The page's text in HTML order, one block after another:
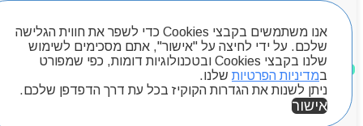
אנו משתמשים בקבצי Cookies כדי לשפר את חווית הגלישה
שלכם. על ידי לחיצה על "אישור", אתם מסכימים לשימוש
שלנו בקבצי Cookies ובטכנולוגיות דומות, כפי שמפורט
במדיניות הפרטיות שלנו.
ניתן לשנות את הגדרות הקוקיז בכל עת דרך הדפדפן שלכם.
אישור
עגלת קניות
חיפוש מוצרים